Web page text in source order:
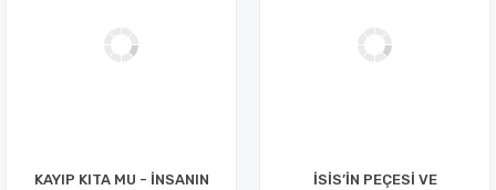
KAYIP KITA MU - İNSANIN
İSİS’İN PEÇESİ VE